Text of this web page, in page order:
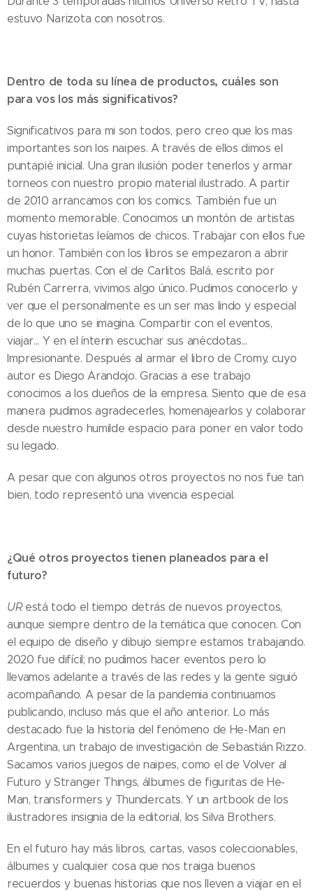
estuvo Narizota con nosotros.
Dentro de toda su línea de productos, cuáles son
para vos los más significativos?
Significativos para mi son todos, pero creo que los mas
importantes son los naipes. A través de ellos dimos el
puntapié inicial. Una gran ilusión poder tenerlos y armar
torneos con nuestro propio material ilustrado. A partir
de 2010 arrancamos con los comics. También fue un
momento memorable. Conocimos un montón de artistas
cuyas historietas leíamos de chicos. Trabajar con ellos fue
un honor. También con los libros se empezaron a abrir
muchas puertas. Con el de Carlitos Balá, escrito por
Rubén Carrerra, vivimos algo único. Pudimos conocerlo y
ver que el personalmente es un ser mas lindo y especial
de lo que uno se imagina. Compartir con el eventos,
viajar... Y en el ínterin escuchar sus anécdotas...
Impresionante. Después al armar el libro de Cromy, cuyo
autor es Diego Arandojo. Gracias a ese trabajo
conocimos a los dueños de la empresa. Siento que de esa
manera pudimos agradecerles, homenajearlos y colaborar
desde nuestro humilde espacio para poner en valor todo
su legado.
A pesar que con algunos otros proyectos no nos fue tan
bien, todo representó una vivencia especial.
¿Qué otros proyectos tienen planeados para el
futuro?
URestá todo el tiempo detrás de nuevos proyectos,
aunque siempre dentro de la temática que conocen. Con
el equipo de diseño y dibujo siempre estamos trabajando.
2020 fue difícil; no pudimos hacer eventos pero lo
llevamos adelante a través de las redes y la gente siguió
acompañando. A pesar de la pandemia continuamos
publicando, incluso más que el año anterior. Lo más
destacado fue la historia del fenómeno de He-Man en
Argentina, un trabajo de investigación de Sebastián Rizzo.
Sacamos varios juegos de naipes, como el de Volver al
Futuro y Stranger Things, álbumes de figuritas de He-
Man, transformers y Thundercats. Y un artbook de los
ilustradores insignia de la editorial, los Silva Brothers.
En el futuro hay más libros, cartas, vasos coleccionables,
álbumes y cualquier cosa que nos traiga buenos
recuerdos y buenas historias que nos lleven a viajar en el